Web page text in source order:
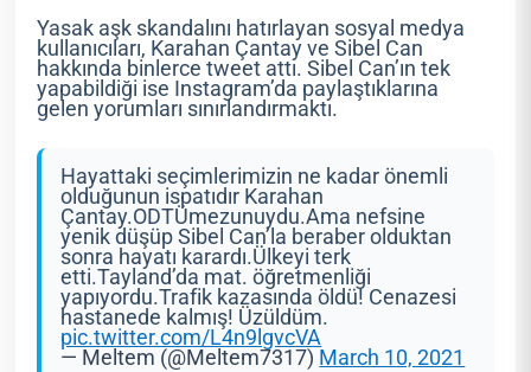
Yasak aşk skandalını hatırlayan sosyal medya
kullanıcıları, Karahan Çantay ve Sibel Can
hakkında binlerce tweet attı. Sibel Can’ın tek
yapabildiği ise Instagram’da paylaştıklarına
gelen yorumları sınırlandırmaktı.
Hayattaki seçimlerimizin ne kadar önemli
olduğunun ispatıdır Karahan
Çantay.ODTÜmezunuydu.Ama nefsine
yenik düşüp Sibel Can’la beraber olduktan
sonra hayatı karardı.Ülkeyi terk
etti.Tayland’da mat. öğretmenliği
yapıyordu.Trafik kazasında öldü! Cenazesi
hastanede kalmış! Üzüldüm.
pic.twitter.com/L4n9lgvcVA
— Meltem (@Meltem7317) March 10, 2021